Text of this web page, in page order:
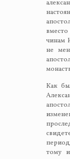
вместо
чинам
не
Как
тому